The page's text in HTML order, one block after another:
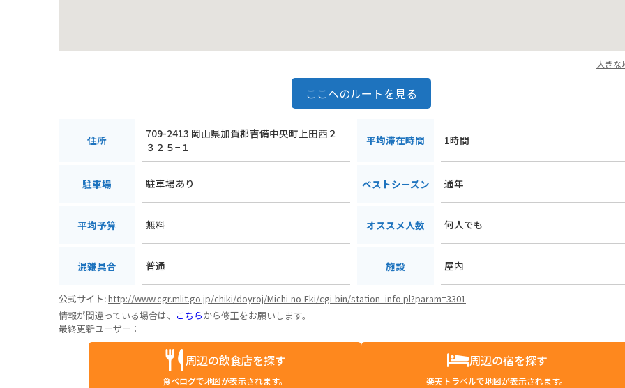
大きな
ここへのルートを見る
住所
709-2413 岡山県加賀郡吉備中央町上田西２
３２５−１
平均滞在時間 1時間
駐車場 駐車場あり ベストシーズン 通年
平均予算 無料 オススメ人数 何人でも
混雑具合 普通 施設 屋内
公式サイト:http://www.cgr.mlit.go.jp/chiki/doyroj/Michi-no-Eki/cgi-bin/station_info.pl?param=3301
情報が間違っている場合は、 こちらから修正をお願いします。
最終更新ユーザー：
周辺の飲食店を探す
食べログで地図が表示されます。
周辺の宿を探す
楽天トラベルで地図が表示されます。